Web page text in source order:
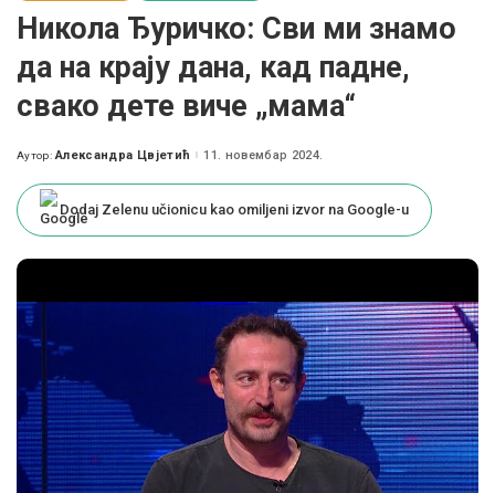
Никола Ђуричко: Сви ми знамо
да на крају дана, кад падне,
свако дете виче „мама“
Posted
Аутор: Александра Цвјетић 11. новембар 2024.
Dodaj Zelenu učionicu kao omiljeni izvor na Google-u